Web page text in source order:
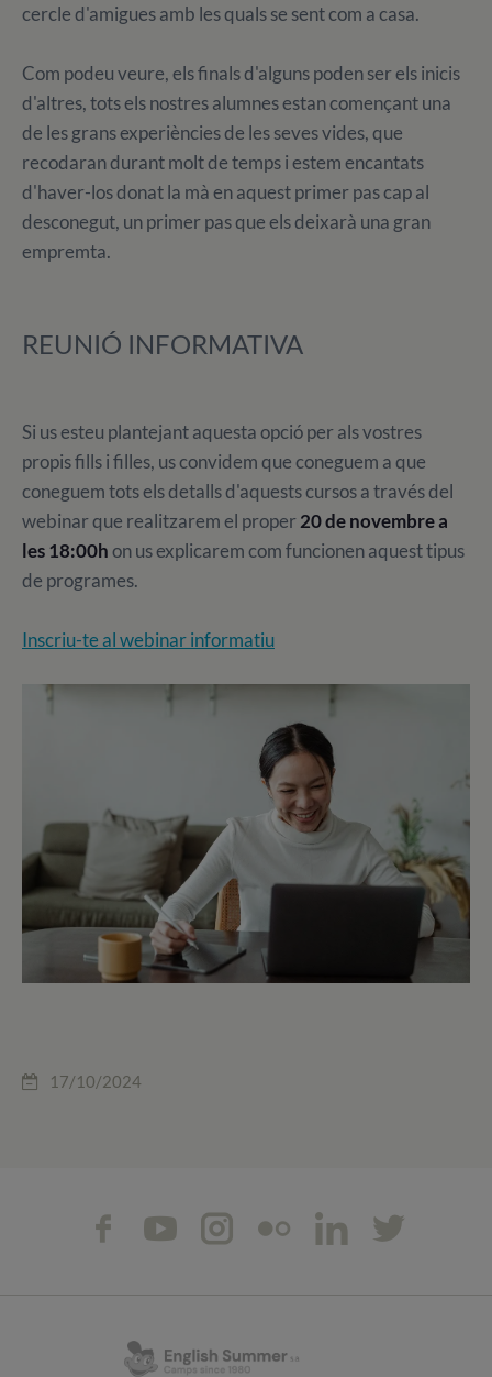
cercle d'amigues amb les quals se sent com a casa.
Com podeu veure, els finals d'alguns poden ser els inicis
d'altres, tots els nostres alumnes estan començant una
de les grans experiències de les seves vides, que
recodaran durant molt de temps i estem encantats
d'haver-los donat la mà en aquest primer pas cap al
desconegut, un primer pas que els deixarà una gran
empremta.
REUNIÓ INFORMATIVA
Si us esteu plantejant aquesta opció per als vostres
propis fills i filles, us convidem que coneguem a que
coneguem tots els detalls d'aquests cursos a través del
webinar que realitzarem el proper20 de novembre a
les 18:00hon us explicarem com funcionen aquest tipus
de programes.
Inscriu-te al webinar informatiu
17/10/2024